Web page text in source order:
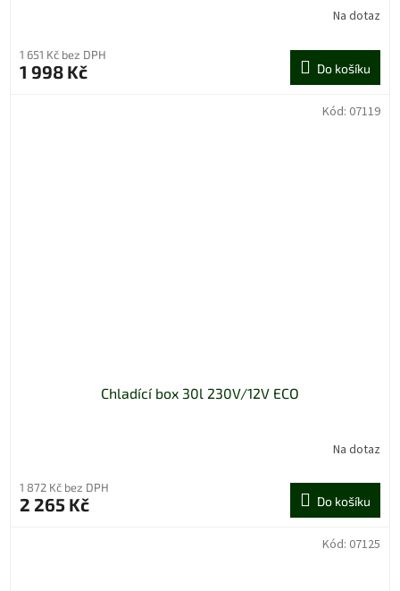
Na dotaz
1 651 Kč bez DPH
1 998 Kč Do košíku
Chladící box 30l 230V/12V ECO
Na dotaz
1 872 Kč bez DPH
2 265 Kč Do košíku
Kód: 07119
Kód: 07125